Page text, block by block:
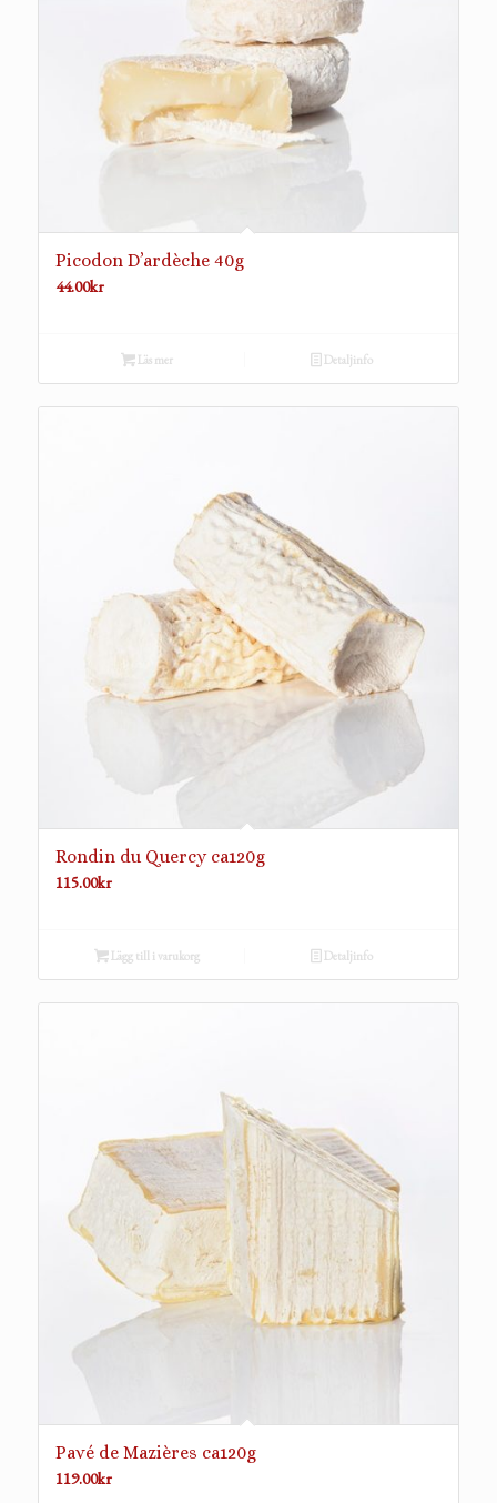
Picodon D’ardèche 40g
44.00kr
Läs mer Detaljinfo
Rondin du Quercy ca120g
115.00kr
Lägg till i varukorg Detaljinfo
Pavé de Mazières ca120g
119.00kr